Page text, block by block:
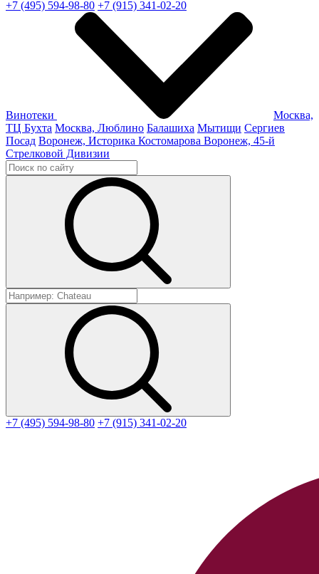
+7 (495) 594-98-80 +7 (915) 341-02-20
Винотеки
Москва,
ТЦ Бухта Москва, Люблино Балашиха Мытищи Сергиев
Посад Воронеж, Историка Костомарова Воронеж, 45-й
Стрелковой Дивизии
+7 (495) 594-98-80 +7 (915) 341-02-20